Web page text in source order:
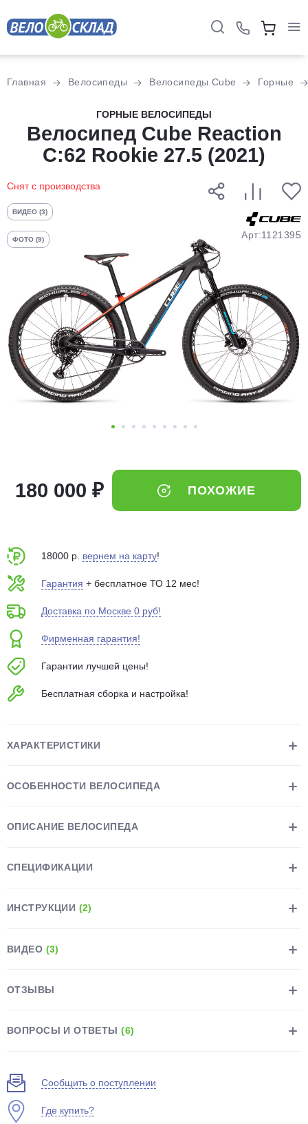
Главная Велосипеды Велосипеды Cube Горные
ГОРНЫЕ ВЕЛОСИПЕДЫ
Велосипед Cube Reaction
C:62 Rookie 27.5 (2021)
Снят с производства
ВИДЕО (3)
ФОТО (9) Арт:1121395
180 000 ₽ ПОХОЖИЕ
18000 р. вернем на карту!
Гарантия + бесплатное ТО 12 мес!
Доставка по Москве 0 руб!
Фирменная гарантия!
Гарантии лучшей цены!
Бесплатная сборка и настройка!
ХАРАКТЕРИСТИКИ
ОСОБЕННОСТИ ВЕЛОСИПЕДА
ОПИСАНИЕ ВЕЛОСИПЕДА
СПЕЦИФИКАЦИИ
ИНСТРУКЦИИ (2)
ВИДЕО (3)
ОТЗЫВЫ
ВОПРОСЫ И ОТВЕТЫ(6)
Сообщить о поступлении
Где купить?
Разбейте
оплатуна части
без переплат
График платежей
Добавляйте товары
в корзину
Оплачивайте сегодня только
выбранный способом
75% будут
Подробнее
Остались вопросы?